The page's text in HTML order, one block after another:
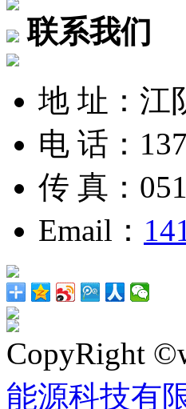
联系我们
地 址：江
电 话：
传 真：
Email：
CopyRight
能源科技有